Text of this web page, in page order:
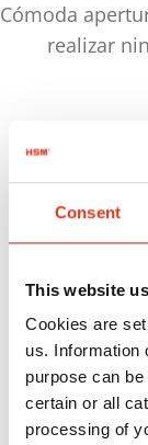
Consent
This website
Cookies are
us. Information
purpose can
certain or all
processing of
Cómoda
realizar
HSM V-
Press